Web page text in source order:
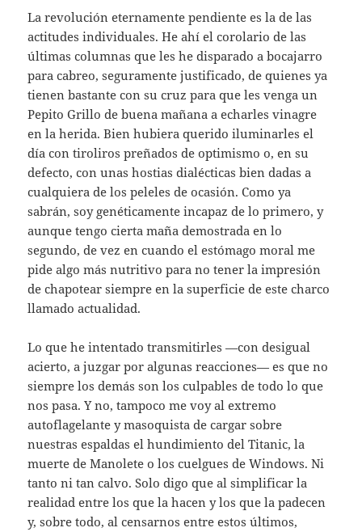
La revolución eternamente pendiente es la de las
actitudes individuales. He ahí el corolario de las
últimas columnas que les he disparado a bocajarro
para cabreo, seguramente justificado, de quienes ya
tienen bastante con su cruz para que les venga un
Pepito Grillo de buena mañana a echarles vinagre
en la herida. Bien hubiera querido iluminarles el
día con tiroliros preñados de optimismo o, en su
defecto, con unas hostias dialécticas bien dadas a
cualquiera de los peleles de ocasión. Como ya
sabrán, soy genéticamente incapaz de lo primero, y
aunque tengo cierta maña demostrada en lo
segundo, de vez en cuando el estómago moral me
pide algo más nutritivo para no tener la impresión
de chapotear siempre en la superficie de este charco
llamado actualidad.
Lo que he intentado transmitirles —con desigual
acierto, a juzgar por algunas reacciones— es que no
siempre los demás son los culpables de todo lo que
nos pasa. Y no, tampoco me voy al extremo
autoflagelante y masoquista de cargar sobre
nuestras espaldas el hundimiento del Titanic, la
muerte de Manolete o los cuelgues de Windows. Ni
tanto ni tan calvo. Solo digo que al simplificar la
realidad entre los que la hacen y los que la padecen
y, sobre todo, al censarnos entre estos últimos,